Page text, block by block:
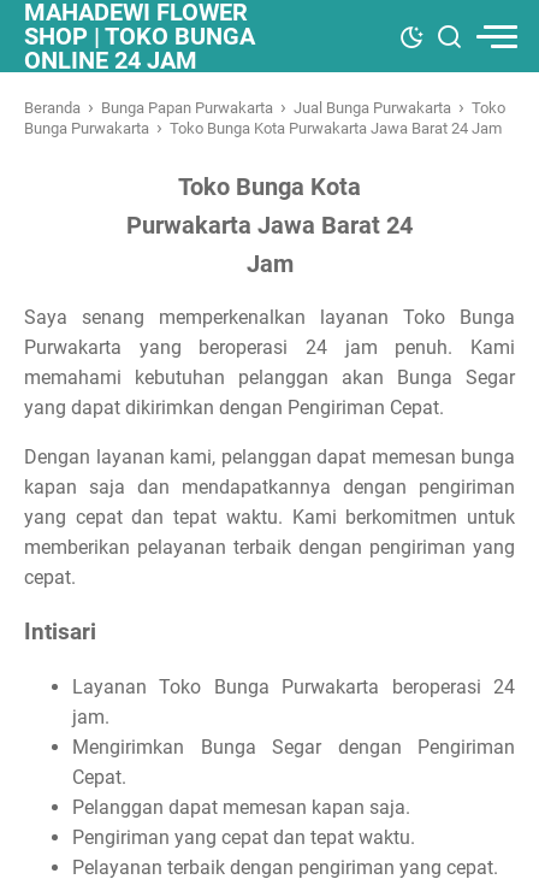
MAHADEWI FLOWER
SHOP | TOKO BUNGA
ONLINE 24 JAM
Beranda › Bunga Papan Purwakarta › Jual Bunga Purwakarta › Toko
Bunga Purwakarta › Toko Bunga Kota Purwakarta Jawa Barat 24 Jam
Toko Bunga Kota
Purwakarta Jawa Barat 24
Jam
Saya senang memperkenalkan layanan Toko Bunga
Purwakarta yang beroperasi 24 jam penuh. Kami
memahami kebutuhan pelanggan akan Bunga Segar
yang dapat dikirimkan dengan Pengiriman Cepat.
Dengan layanan kami, pelanggan dapat memesan bunga
kapan saja dan mendapatkannya dengan pengiriman
yang cepat dan tepat waktu. Kami berkomitmen untuk
memberikan pelayanan terbaik dengan pengiriman yang
cepat.
Intisari
Layanan Toko Bunga Purwakarta beroperasi 24
jam.
Mengirimkan Bunga Segar dengan Pengiriman
Cepat.
Pelanggan dapat memesan kapan saja.
Pengiriman yang cepat dan tepat waktu.
Pelayanan terbaik dengan pengiriman yang cepat.